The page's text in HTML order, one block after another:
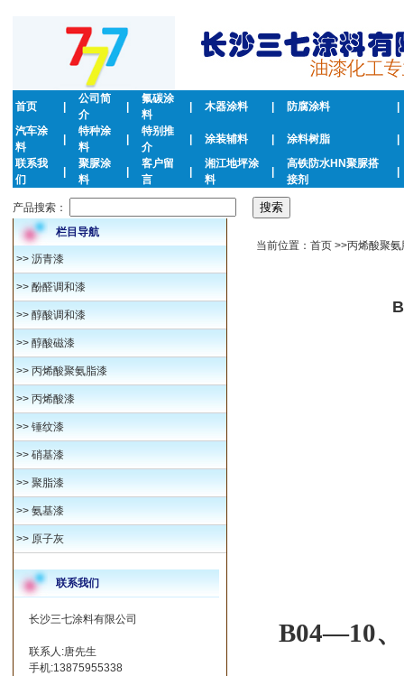
首页
公司简
介
氟碳涂
料
木器涂料 防腐涂料
汽车涂
料
特种涂
料
特别推
介
涂装辅料 涂料树脂
联系我
们
聚脲涂
料
客户留
言
湘江地坪涂
料
高铁防水HN聚脲搭
接剂
产品搜索：
栏目导航
>> 沥青漆
>> 酚醛调和漆
>> 醇酸调和漆
>> 醇酸磁漆
>> 丙烯酸聚氨脂漆
>> 丙烯酸漆
>> 锤纹漆
>> 硝基漆
>> 聚脂漆
>> 氨基漆
>> 原子灰
联系我们
长沙三七涂料有限公司
联系人:唐先生
手机:13875955338
当前位置：首页 >>丙烯酸聚氨
B04—10